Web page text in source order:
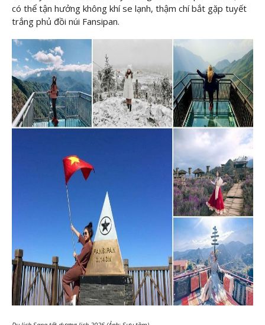
có thể tận hưởng không khí se lạnh, thậm chí bắt gặp tuyết
trắng phủ đồi núi Fansipan.